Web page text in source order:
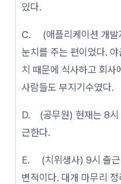
있다.
C. (애플리케이션 개발
눈치를 주는 편이었다.
치 때문에 식사하고 회사
사람들도 부지기수였다.
D. (공무원) 현재는 8시
근한다.
E. (치위생사) 9시 출근
변적이다. 대개 마무리